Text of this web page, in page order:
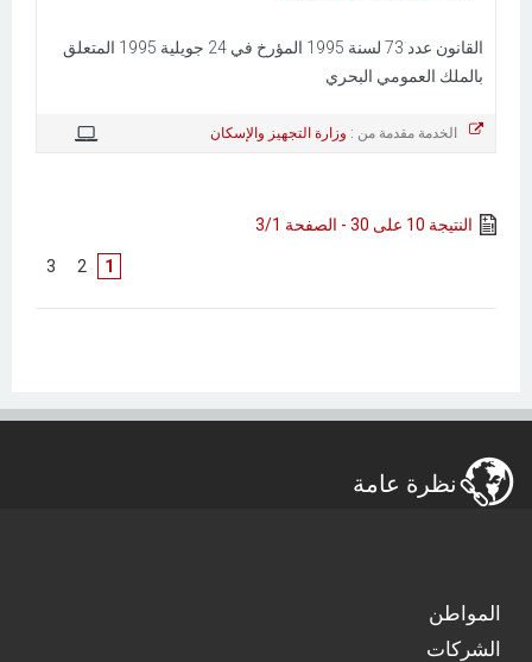
القانون عدد 73 لسنة 1995 المؤرخ في 24 جويلية 1995 المتعلق
بالملك العمومي البحري
الخدمة مقدمة من : وزارة التجهيز والإسكان
النتيجة 10 على 30 - الصفحة 3/1
1
2
3
نظرة عامة
المواطن
الشركات